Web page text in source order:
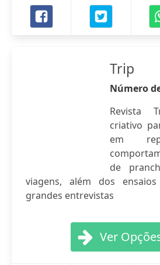
Trip
Número
Revista
criativo
em
de
viagens, além dos
grandes entrevistas
Ver